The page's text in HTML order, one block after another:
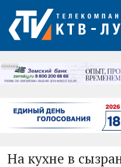
РЕКЛАМА
На кухне в